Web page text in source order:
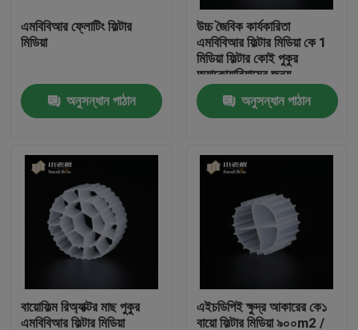
কারখানা ভ্রমণ
আমাদের সাথে যোগাযোগ করুন
ব্লগ
উদ্ধৃতির জন্য আবেদন
এমবিবিআর বায়ো মিডিয়া
এমবিবিআর ফ্লোটিং ফিল্টার
মিডিয়া
অনুসন্ধান পাঠান
উচ্চ জৈবিক কার্যকারিতা
এমবিবিআর ফিল্টার মিডিয়া কে 1
মিডিয়া ফিল্টার কোই পুকুর
অ্যাকোয়ারিয়ামের জন্য
অনুসন্ধান পাঠান
বায়োফিল্ম রিঅ্যাক্টর মাছ পুকুর
এমবিবিআর ফিল্টার মিডিয়া
এইচডিপিই ক্ষুদ্র আকারের কে১
বায়ো ফিল্টার মিডিয়া ৯০০m2 /